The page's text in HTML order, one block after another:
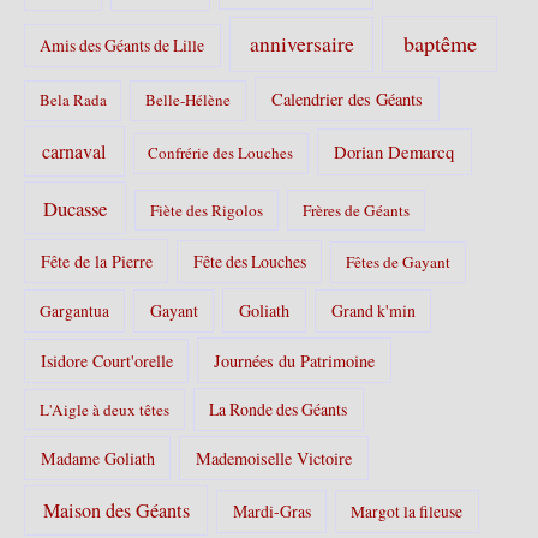
Amis des Géants de Lille anniversaire baptême
Bela Rada Belle-Hélène Calendrier des Géants
carnaval Confrérie des Louches Dorian Demarcq
Ducasse Fiète des Rigolos Frères de Géants
Fête de la Pierre Fête des Louches Fêtes de Gayant
Gargantua Gayant Goliath Grand k'min
Isidore Court'orelle Journées du Patrimoine
L'Aigle à deux têtes La Ronde des Géants
Madame Goliath Mademoiselle Victoire
Maison des Géants Mardi-Gras Margot la fileuse